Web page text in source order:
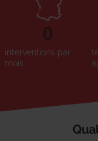
interventions par
mois
0